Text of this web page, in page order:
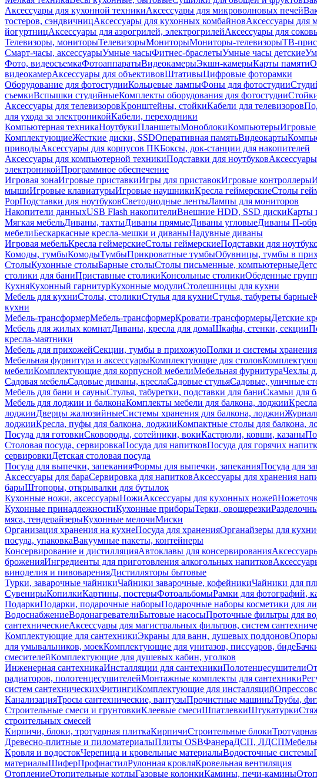
Аксессуары для кухонной техникиАксессуары для микроволновых печей
тостеров, сэндвичницАксессуары для кухонных комбайновАксессуары для
йогуртницАксессуары для аэрогрилей, электрогрилейАксессуары для
Телевизоры, мониторыТелевизорыМониторыМониторы-телевизорыТВ-
Смарт-часы, аксессуарыУмные часыФитнес-браслетыУмные часы детские
Фото, видеосъемкаФотоаппаратыВидеокамерыЭкшн-камерыКарты памяти
видеокамерАксессуары для объективовШтативыЦифровые фоторамки
Оборудование для фотостудииКольцевые лампыФоны для фотостудии
съемкиВспышки студийныеКомплекты оборудования для фотостудии
Аксессуары для телевизоровКронштейны, стойкиКабели для телевизоров
для ухода за электроникойКабели, переходники
Компьютерная техникаНоутбукиПланшетыМоноблокиКомпьютеры
КомплектующиеЖесткие диски, SSDОперативная памятьВидеокарты
приводыАксессуары для корпусов ПКБоксы, док-станции для накопителей
Аксессуары для компьютерной техникиПодставки для ноутбуков
электроникойПрограммное обеспечение
Игровая зонаИгровые приставкиИгры для приставокИгровые контроллеры
мышиИгровые клавиатурыИгровые наушникиКресла геймерскиеСтолы
PopПодставки для ноутбуковСветодиодные лентыЛампы для мониторов
Накопители данныхUSB Flash накопителиВнешние HDD, SSD дискиКарты
Мягкая мебельДиваны, тахтыДиваны прямыеДиваны угловыеДиваны П-
мебелиБескаркасные кресла-мешки и диваныНадувные диваны
Игровая мебельКресла геймерскиеСтолы геймерскиеПодставки для
Комоды, тумбыКомодыТумбыПрикроватные тумбыОбувницы, тумбы в
СтолыКухонные столыБарные столыСтолы письменные, компьютерные
столики для баниПриставные столикиКонсольные столикиОбеденные
КухняКухонный гарнитурКухонные модулиСтолешницы для кухни
Мебель для кухниСтолы, столикиСтулья для кухниСтулья, табуреты барные
кухни
Мебель-трансформерМебель-трансформерКровати-трансформерыДетские
Мебель для жилых комнатДиваны, кресла для домаШкафы, стенки, секции
кресла-маятники
Мебель для прихожейСекции, тумбы в прихожуюПолки и системы
Мебельная фурнитура и аксессуарыКомплектующие для столов
мебелиКомплектующие для корпусной мебелиМебельная фурнитураЧехлы
Садовая мебельСадовые диваны, креслаСадовые стульяСадовые, уличные
Мебель для бани и сауныСтулья, табуретки, подставки для баниСкамьи для
Мебель для лоджии и балконаКомплекты мебели для балкона, лоджии
лоджииДверцы жалюзийныеСистемы хранения для балкона, лоджии
лоджииКресла, пуфы для балкона, лоджииКомпактные столы для балкона,
Посуда для готовкиСковороды, сотейники, вокиКастрюли, ковши, казаны
Столовая посуда, сервировкаПосуда для напитковПосуда для горячих
сервировкиДетская столовая посуда
Посуда для выпечки, запеканияФормы для выпечки, запеканияПосуда для
Аксессуары для бараСервировка для напитковАксессуары для хранения
барыШтопоры, открывалки для бутылок
Кухонные ножи, аксессуарыНожиАксессуары для кухонных ножей
Кухонные принадлежностиКухонные приборыТерки, овощерезки
мяса, тендерайзерыКухонные мелочиМиски
Организация хранения на кухнеПосуда для храненияОрганайзеры для кухни
посуда, упаковкаВакуумные пакеты, контейнеры
Консервирование и дистилляцияАвтоклавы для консервирования
броженияИнгредиенты для приготовления алкогольных напитков
виноделия и пивоваренияДистилляторы бытовые
Турки, заварочные чайникиЧайники заварочные, кофейникиЧайники для
СувенирыКопилкиКартины, постерыФотоальбомыРамки для фотографий,
ПодаркиПодарки, подарочные наборыПодарочные наборы косметики для
ВодоснабжениеВодонагревателиБытовые насосыПроточные фильтры для
сантехническиеАксессуары для магистральных фильтров, систем
Комплектующие для сантехникиЭкраны для ванн, душевых поддоновОпоры
для умывальников, моекКомплектующие для унитазов, писсуаров, биде
смесителейКомплектующие для душевых кабин, уголков
Инженерная сантехникаИнсталляции для сантехникиПолотенцесушители
радиаторов, полотенцесушителейМонтажные комплекты для сантехники
систем сантехническихФитингиКомплектующие для инсталляций
КанализацияТросы сантехнические, вантузыПрочистные машиныТрубы,
Строительные смеси и грунтовкиКлеевые смесиШпатлевкиШтукатурки
строительных смесей
Кирпичи, блоки, тротуарная плиткаКирпичиСтроительные блоки
Древесно-плитные и пиломатериалыПлиты OSBФанераДСП, ЛДСП
Кровля и водостокЧерепица и кровельные материалыВодосточные системы
материалыШиферПрофнастилРулонная кровляКровельная вентиляция
ОтоплениеОтопительные котлыГазовые колонкиКамины, печи-камины